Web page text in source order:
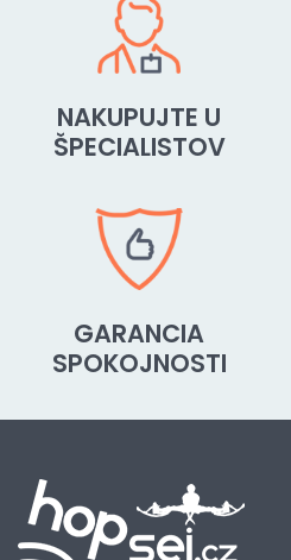
NAKUPUJTE U
ŠPECIALISTOV
GARANCIA
SPOKOJNOSTI